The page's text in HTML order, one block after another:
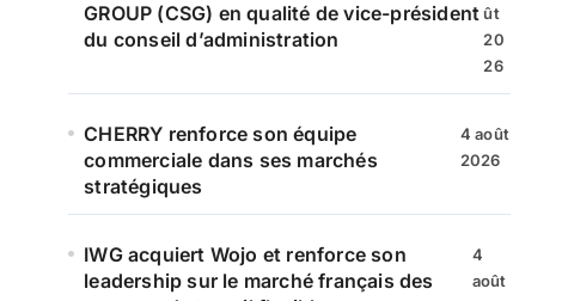
GROUP (CSG) en qualité de vice-président
du conseil d’administration
ût
20
26
CHERRY renforce son équipe
commerciale dans ses marchés
stratégiques
4 août
2026
IWG acquiert Wojo et renforce son
leadership sur le marché français des
4
août